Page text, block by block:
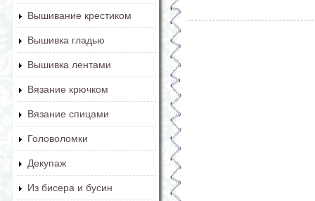
Вышивание крестиком
Вышивка гладью
Вышивка лентами
Вязание крючком
Вязание спицами
Головоломки
Декупаж
Из бисера и бусин